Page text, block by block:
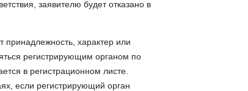
заявителю будет отказано в
характер или
регистрирующим органом по
в регистрационном листе.
если регистрирующий орган